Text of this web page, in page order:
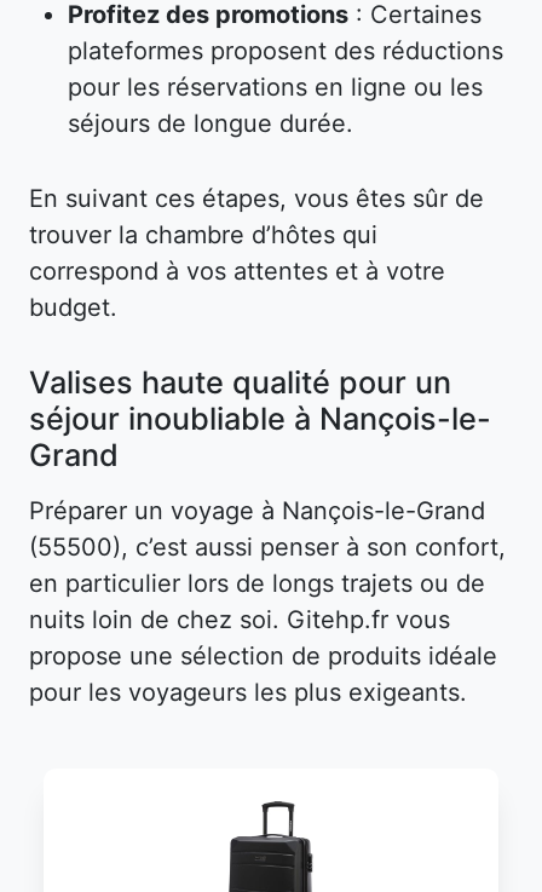
Profitez des promotions : Certaines
plateformes proposent des réductions
pour les réservations en ligne ou les
séjours de longue durée.
En suivant ces étapes, vous êtes sûr de
trouver la chambre d’hôtes qui
correspond à vos attentes et à votre
budget.
Valises haute qualité pour un
séjour inoubliable à Nançois-le-
Grand
Préparer un voyage à Nançois-le-Grand
(55500), c’est aussi penser à son confort,
en particulier lors de longs trajets ou de
nuits loin de chez soi. Gitehp.fr vous
propose une sélection de produits idéale
pour les voyageurs les plus exigeants.